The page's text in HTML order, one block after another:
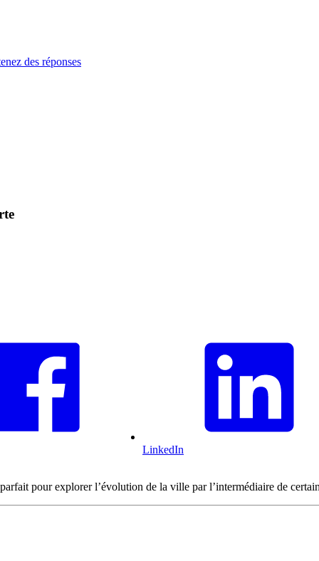
des réponses
LinkedIn
pour explorer l’évolution de la ville par l’intermédiaire de